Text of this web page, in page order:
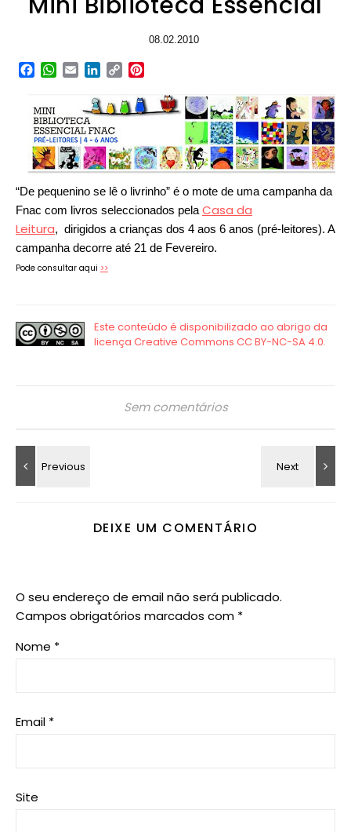
08.02.2010
Facebook
WhatsApp
EmailLinkedIn
Copy
“De pequenino se lê o livrinho” é o mote de uma campanha da
Fnac com livros seleccionados pela Casa da
Leitura, dirigidos a crianças dos 4 aos 6 anos (pré-leitores). A
campanha decorre até 21 de Fevereiro.
Pode consultar aqui >>
Sem comentários
DEIXE UM COMENTÁRIO
O seu endereço de email não será publicado.
Campos obrigatórios marcados com *
Nome *
Email *
Site